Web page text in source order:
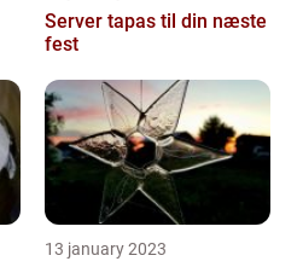
Server tapas til din næste
fest
13 january 2023